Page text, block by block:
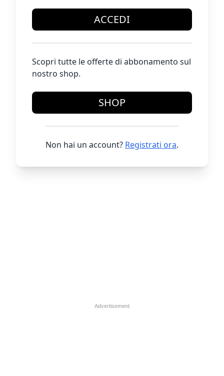
ACCEDI
Scopri tutte le offerte di abbonamento sul
nostro shop.
SHOP
Non hai un account? Registrati ora.